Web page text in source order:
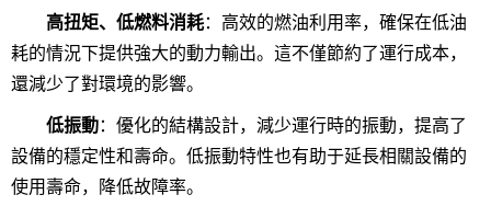
高扭矩、低燃料消耗：高效的燃油利用率，確保在低油
耗的情況下提供強大的動力輸出。這不僅節約了運行成本，
還減少了對環境的影響。
低振動：優化的結構設計，減少運行時的振動，提高了
設備的穩定性和壽命。低振動特性也有助于延長相關設備的
使用壽命，降低故障率。